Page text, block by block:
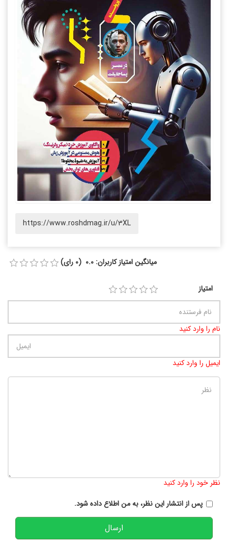
https://www.roshdmag.ir/u/3XL
میانگین امتیاز کاربران: 0.0 (0 رای)
امتیاز
نام را وارد کنید
ایمیل را وارد کنید
نظر خود را وارد کنید
پس از انتشار این نظر، به من اطلاع داده شود.
ارسال